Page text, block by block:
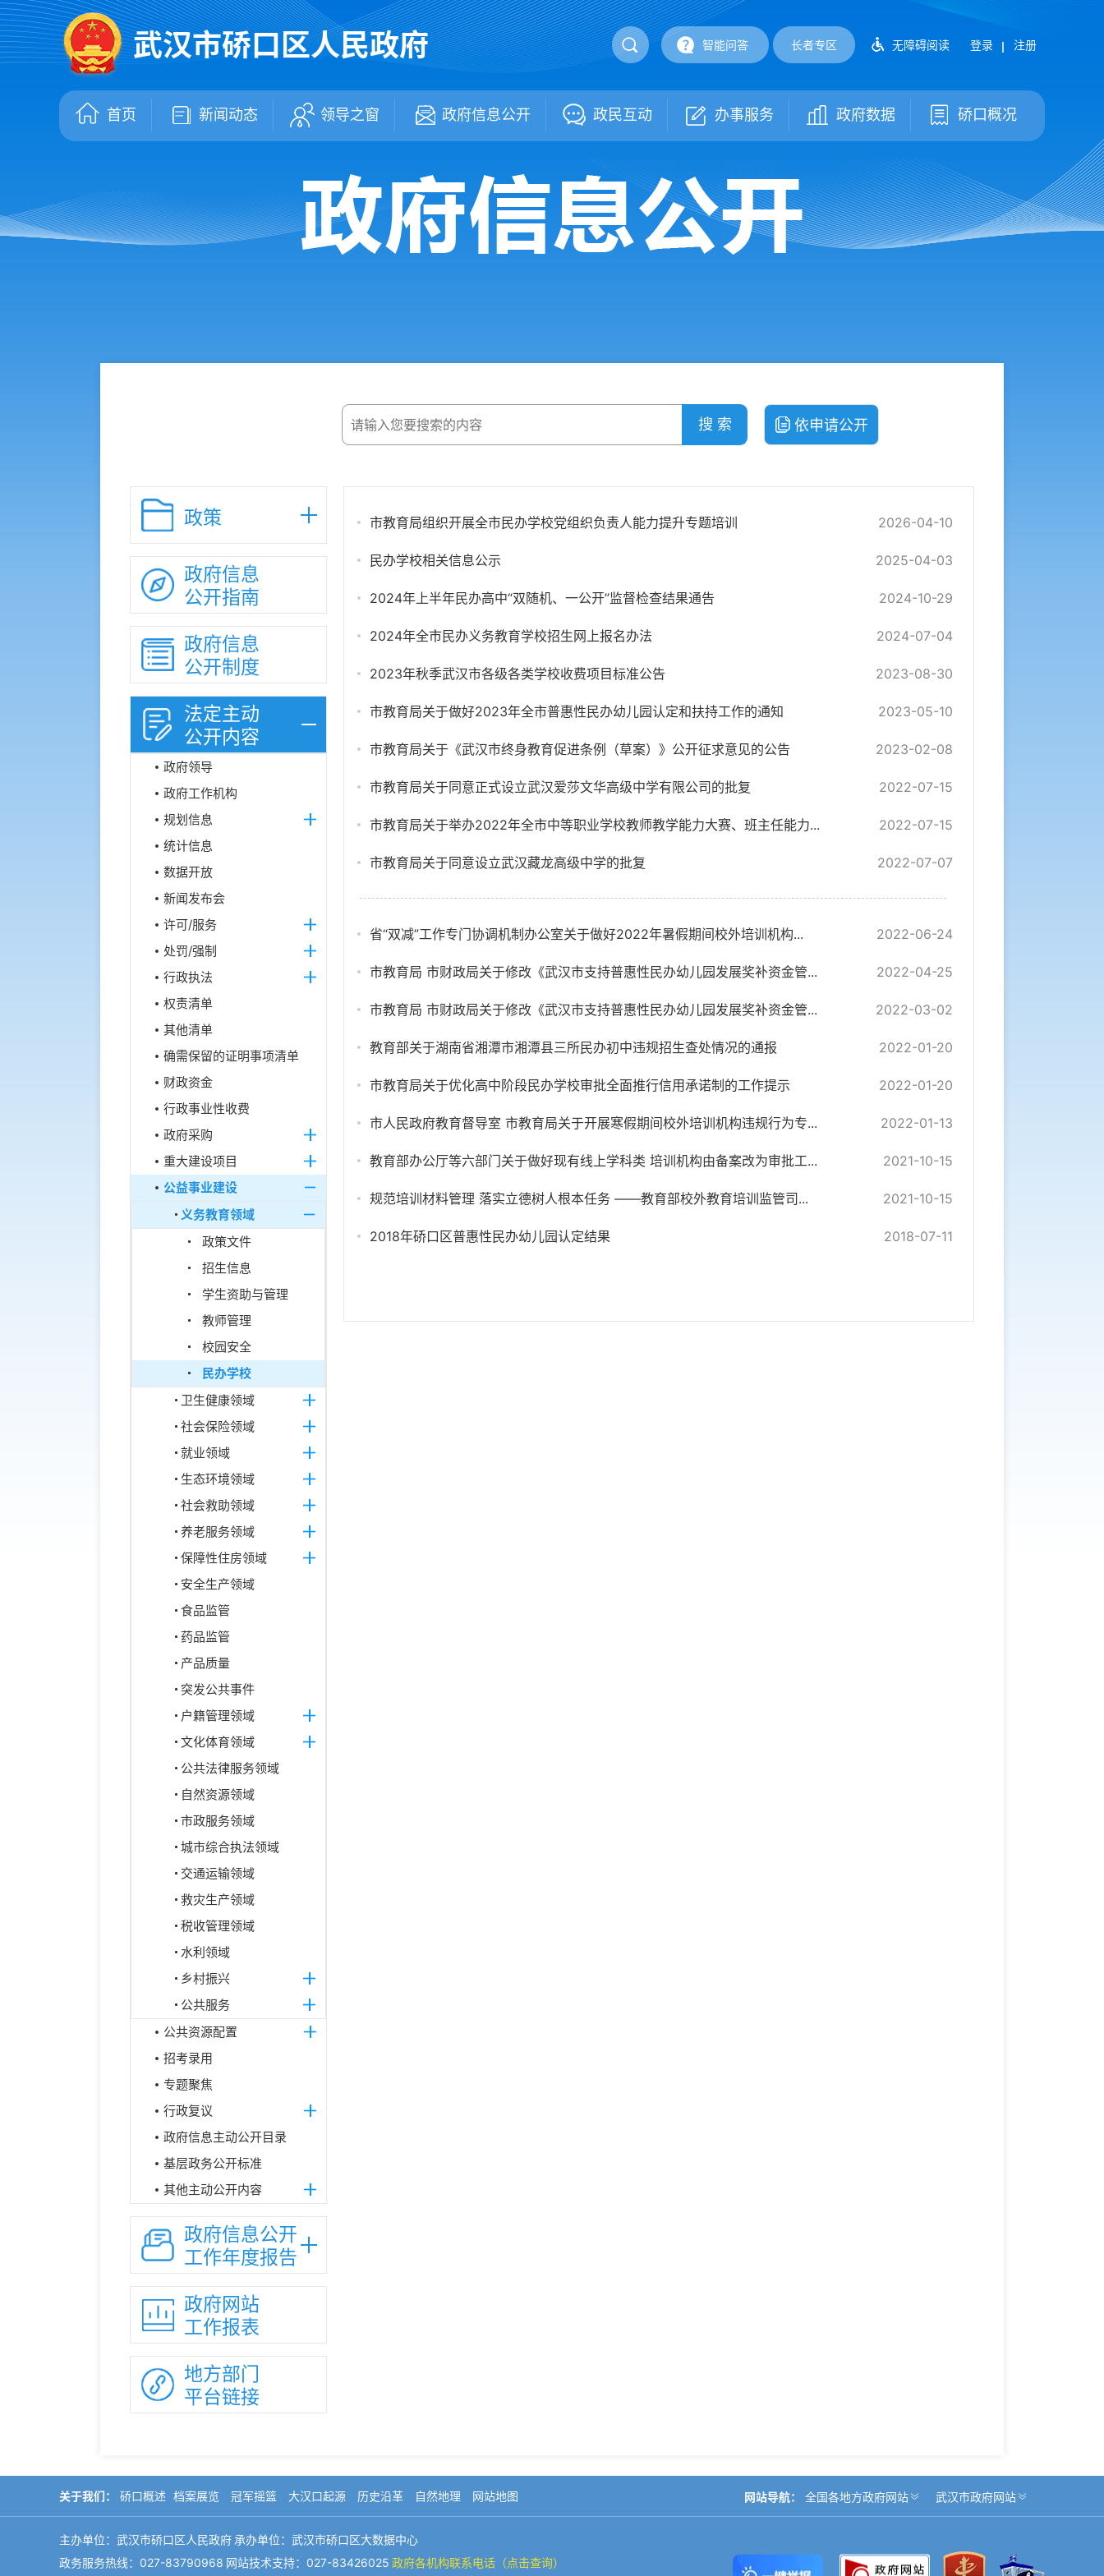
武汉市硚口区人民政府 长者专区 无障碍阅读 登录 注册
智能问答
首页 新闻动态 领导之窗 政府信息公开 政民互动 办事服务 政府数据 硚口概况
搜 索 依申请公开
政策
政府信息
公开指南
政府信息
公开制度
法定主动
公开内容
政府领导
政府工作机构
规划信息
统计信息
数据开放
新闻发布会
许可/服务
处罚/强制
行政执法
权责清单
其他清单
确需保留的证明事项清单
财政资金
行政事业性收费
政府采购
重大建设项目
公益事业建设
义务教育领域
政策文件
招生信息
学生资助与管理
教师管理
校园安全
民办学校
卫生健康领域
社会保险领域
就业领域
生态环境领域
社会救助领域
养老服务领域
保障性住房领域
安全生产领域
食品监管
药品监管
产品质量
突发公共事件
户籍管理领域
文化体育领域
公共法律服务领域
自然资源领域
市政服务领域
城市综合执法领域
交通运输领域
救灾生产领域
税收管理领域
水利领域
乡村振兴
公共服务
公共资源配置
招考录用
专题聚焦
行政复议
政府信息主动公开目录
基层政务公开标准
其他主动公开内容
政府信息公开
工作年度报告
政府网站
工作报表
地方部门
平台链接
市教育局组织开展全市民办学校党组织负责人能力提升专题培训 2026-04-10
民办学校相关信息公示 2025-04-03
2024年上半年民办高中“双随机、一公开”监督检查结果通告 2024-10-29
2024年全市民办义务教育学校招生网上报名办法 2024-07-04
2023年秋季武汉市各级各类学校收费项目标准公告 2023-08-30
市教育局关于做好2023年全市普惠性民办幼儿园认定和扶持工作的通知 2023-05-10
市教育局关于《武汉市终身教育促进条例（草案）》公开征求意见的公告 2023-02-08
市教育局关于同意正式设立武汉爱莎文华高级中学有限公司的批复 2022-07-15
市教育局关于举办2022年全市中等职业学校教师教学能力大赛、班主任能力... 2022-07-15
市教育局关于同意设立武汉藏龙高级中学的批复 2022-07-07
省“双减”工作专门协调机制办公室关于做好2022年暑假期间校外培训机构... 2022-06-24
市教育局 市财政局关于修改《武汉市支持普惠性民办幼儿园发展奖补资金管... 2022-04-25
市教育局 市财政局关于修改《武汉市支持普惠性民办幼儿园发展奖补资金管... 2022-03-02
教育部关于湖南省湘潭市湘潭县三所民办初中违规招生查处情况的通报 2022-01-20
市教育局关于优化高中阶段民办学校审批全面推行信用承诺制的工作提示 2022-01-20
市人民政府教育督导室 市教育局关于开展寒假期间校外培训机构违规行为专... 2022-01-13
教育部办公厅等六部门关于做好现有线上学科类 培训机构由备案改为审批工... 2021-10-15
规范培训材料管理 落实立德树人根本任务 ——教育部校外教育培训监管司... 2021-10-15
2018年硚口区普惠性民办幼儿园认定结果 2018-07-11
关于我们： 硚口概述 档案展览 冠军摇篮 大汉口起源 历史沿革 自然地理 网站地图 网站导航： 全国各地方政府网站 武汉市政府网站
主办单位：武汉市硚口区人民政府 承办单位：武汉市硚口区大数据中心
政务服务热线：027-83790968 网站技术支持：027-83426025 政府各机构联系电话（点击查询）